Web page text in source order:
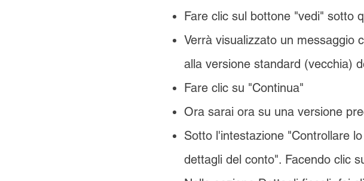
Fare clic sul bottone "vedi" sotto
Verrà visualizzato un messaggio
alla versione standard (vecchia)
Fare clic su "Continua"
Ora sarai ora su una versione
Sotto l'intestazione "Controllare
dettagli del conto". Facendo clic